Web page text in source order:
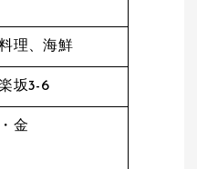
理、海鮮
坂3-6
金